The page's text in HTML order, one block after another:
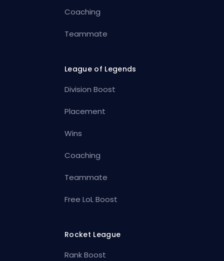
Coaching
Teammate
League of Legends
Division Boost
Placement
Wins
Coaching
Teammate
Free LoL Boost
Rocket League
Rank Boost